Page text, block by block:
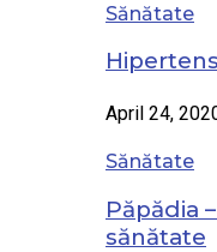
Sănătate
April 24,
Sănătate
Păpădia
sănătate